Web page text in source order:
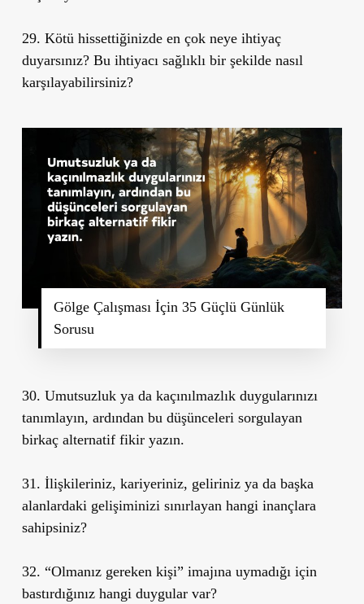
29. Kötü hissettiğinizde en çok neye ihtiyaç
duyarsınız? Bu ihtiyacı sağlıklı bir şekilde nasıl
karşılayabilirsiniz?
Gölge Çalışması İçin 35 Güçlü Günlük
Sorusu
30. Umutsuzluk ya da kaçınılmazlık duygularınızı
tanımlayın, ardından bu düşünceleri sorgulayan
birkaç alternatif fikir yazın.
31. İlişkileriniz, kariyeriniz, geliriniz ya da başka
alanlardaki gelişiminizi sınırlayan hangi inançlara
sahipsiniz?
32. “Olmanız gereken kişi” imajına uymadığı için
bastırdığınız hangi duygular var?